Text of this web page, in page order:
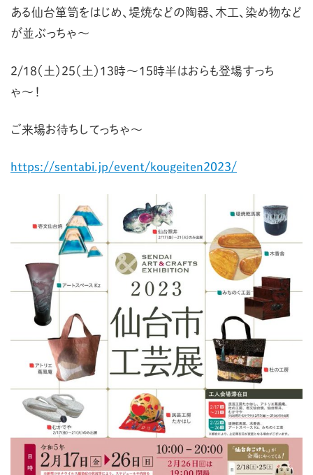
ある仙台箪笥をはじめ、堤焼などの陶器、木工、染め物など
が並ぶっちゃ〜
2/18（土）25（土）13時〜15時半はおらも登場すっち
ゃ〜！
ご来場お待ちしてっちゃ〜
https://sentabi.jp/event/kougeiten2023/